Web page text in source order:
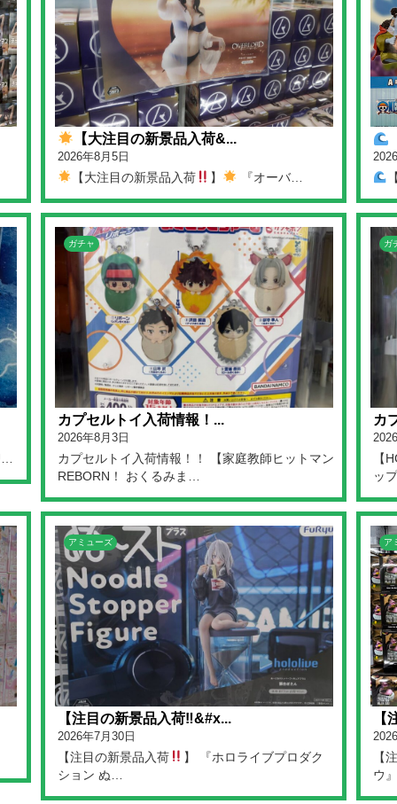
【大注目の新景品入荷&...
2026年8月5日
【大注目の新景品入荷 】 『オーバ…
ガチャ
カプセルトイ入荷情報！...
2026年8月3日
カプセルトイ入荷情報！！ 【家庭教師ヒットマン
REBORN！ おくるみま…
ガ
カ
【
ッ
アミューズ
【注目の新景品入荷‼&#x...
2026年7月30日
【注目の新景品入荷
】 『ホロライブプロダク
ション ぬ…
ア
【
【
ウ